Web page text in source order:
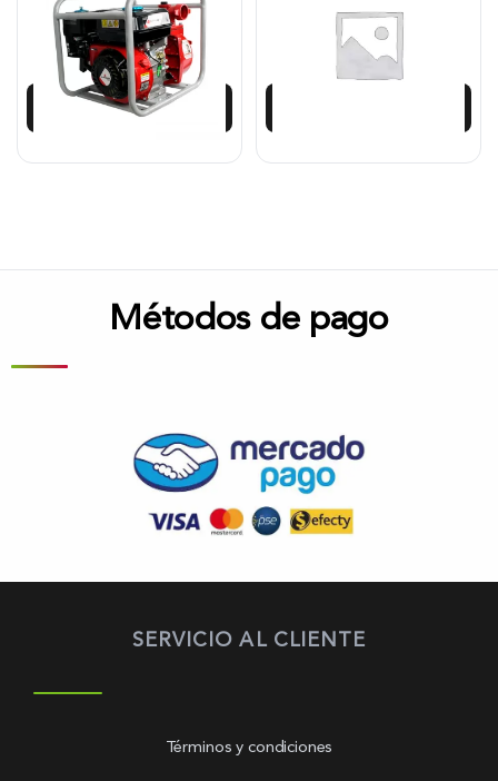
$865.725
$ 779.153
Añadir al carrito
$726.042
$ 653.437
Métodos de pago
SERVICIO AL CLIENTE
Términos y condiciones